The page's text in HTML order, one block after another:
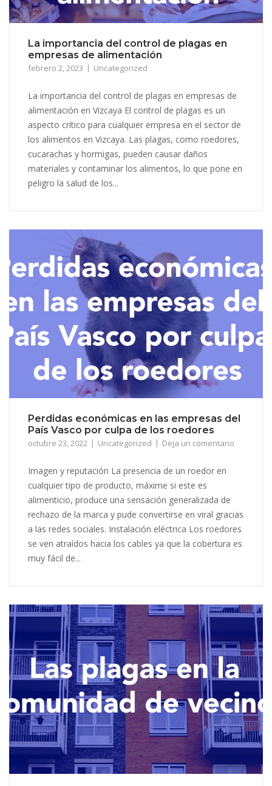
La importancia del control de plagas en
empresas de alimentación
febrero 2, 2023 Uncategorized
La importancia del control de plagas en empresas de
alimentación en Vizcaya El control de plagas es un
aspecto crítico para cualquier empresa en el sector de
los alimentos en Vizcaya. Las plagas, como roedores,
cucarachas y hormigas, pueden causar daños
materiales y contaminar los alimentos, lo que pone en
peligro la salud de los...
Perdidas económicas en las empresas del
País Vasco por culpa de los roedores
octubre 23, 2022 Uncategorized Deja un comentario
Imagen y reputación La presencia de un roedor en
cualquier tipo de producto, máxime si este es
alimenticio, produce una sensación generalizada de
rechazo de la marca y pude convertirse en viral gracias
a las redes sociales. Instalación eléctrica Los roedores
se ven atraídos hacia los cables ya que la cobertura es
muy fácil de...